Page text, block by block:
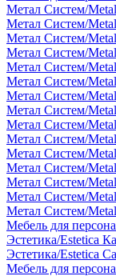
Метал Систем/
Метал Систем/
Метал Систем/
Метал Систем/
Метал Систем/
Метал Систем/
Метал Систем/
Метал Систем/
Метал Систем/
Метал Систем/
Метал Систем/
Метал Систем/
Метал Систем/
Метал Систем/
Метал Систем/
Мебель для
Эстетика/Estetica
Эстетика/Estetica
Мебель для